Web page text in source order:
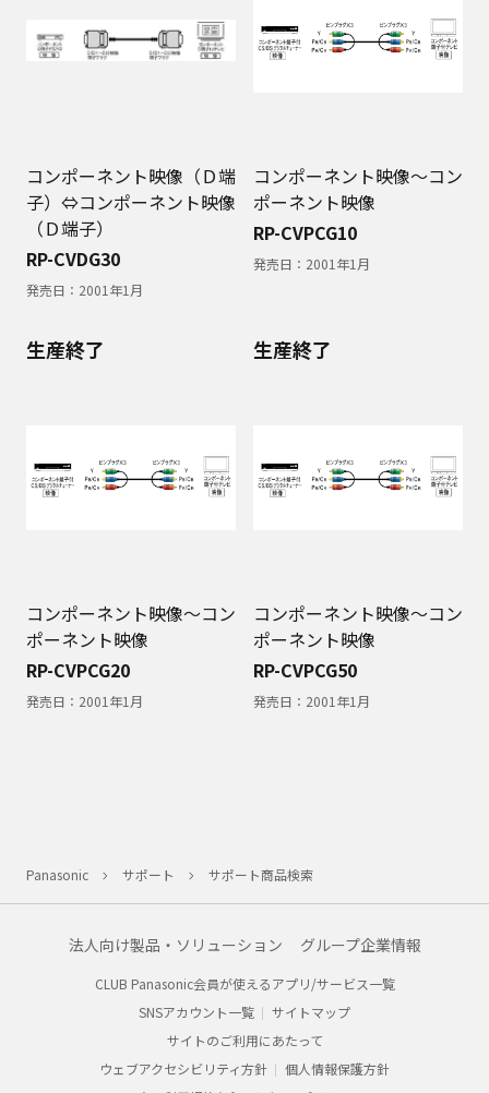
コンポーネント映像（Ｄ端
子）⇔コンポーネント映像
（Ｄ端子）
RP-CVDG30
発売日： 2001年1月
コンポーネント映像～コン
ポーネント映像
RP-CVPCG10
発売日： 2001年1月
生産終了
コンポーネント映像～コン
ポーネント映像
RP-CVPCG20
発売日： 2001年1月
生産終了
コンポーネント映像～コン
ポーネント映像
RP-CVPCG50
発売日： 2001年1月
Panasonic サポート サポート商品検索
法人向け製品・ソリューション グループ企業情報
CLUB Panasonic会員が使えるアプリ/サービス一覧
SNSアカウント一覧
サイトマップ
サイトのご利用にあたって
ウェブアクセシビリティ方針
個人情報保護方針